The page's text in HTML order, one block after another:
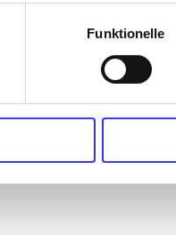
Funktionelle